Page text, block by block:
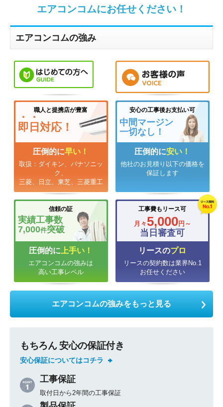
エアコンコムにお任せください！
エアコンコムの強み
職人と提携店が豊富
即 日 対応！
圧倒的に早い！
取扱：ダイキン、パナソニッ
ク、
三菱、日立、東芝、三菱重工
安心の工事後お支払い可
中間マージン
一切なし！
圧倒的に安い！
他社のお見積り以下の価格を
保証します
信頼の証
実績工事数
7,000件突破
圧倒的に 上手い！
エアコンコムの強みは
高い工事レベル
工事費もリース可
月々 5,000円～
当日審査可
リースのプロ
リースの契約数は業界No.1
お任せください
エアコンコムの強みをもっと見る
もちろん 安心の保証付き
安心保証についてはコチラ
工事保証
取付日から2年間の工事保証